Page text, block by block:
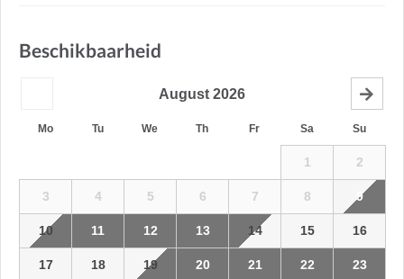
Beschikbaarheid
August 2026
Mo Tu We Th Fr Sa Su
1 2
3 4 5 6 7 8 9
10 11 12 13 14 15 16
17 18 19 20 21 22 23